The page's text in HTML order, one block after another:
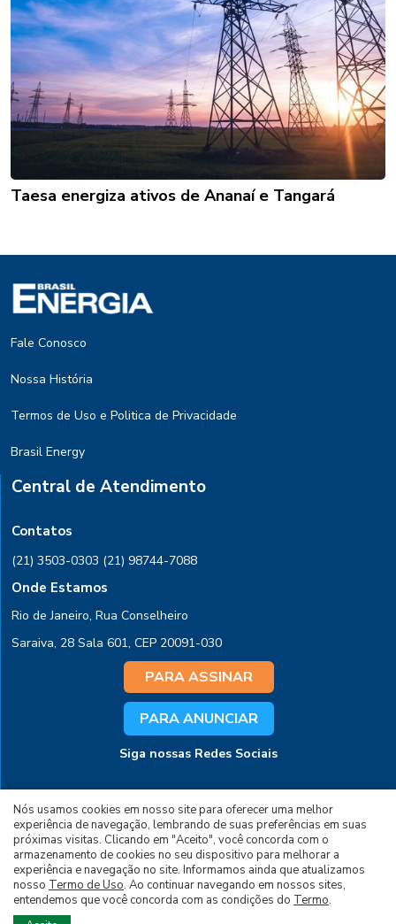
Taesa energiza ativos de Ananaí e Tangará
Nós usamos cookies em nosso site para oferecer uma melhor
experiência de navegação, lembrando de suas preferências em suas
próximas visitas. Clicando em "Aceito", você concorda com o
armazenamento de cookies no seu dispositivo para melhorar a
experiência e navegação no site. Informamos ainda que atualizamos
nosso Termo de Uso. Ao continuar navegando em nossos sites,
entendemos que você concorda com as condições do Termo.
Fale Conosco
Nossa História
Termos de Uso e Politica de Privacidade
Brasil Energy
Central de Atendimento
Contatos
(21) 3503-0303 (21) 98744-7088
Onde Estamos
Rio de Janeiro, Rua Conselheiro
Saraiva, 28 Sala 601, CEP 20091-030
PARA ASSINAR
PARA ANUNCIAR
Siga nossas Redes Sociais
© 2026 Todos os Direitos Reservados à Editora
Brasil Energia LTDA - Desenvolvido por